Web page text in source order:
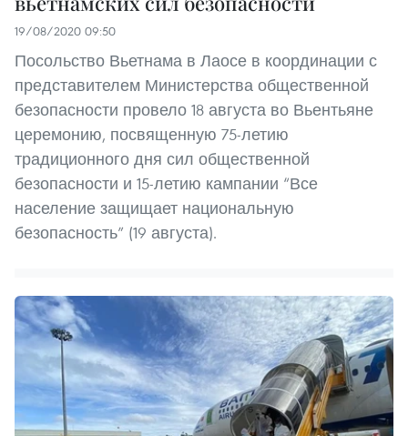
19/08/2020 09:50
Посольство Вьетнама в Лаосе в координации с
представителем Министерства общественной
безопасности провело 18 августа во Вьентьяне
церемонию, посвященную 75-летию
традиционного дня сил общественной
безопасности и 15-летию кампании “Все
население защищает национальную
безопасность” (19 августа).